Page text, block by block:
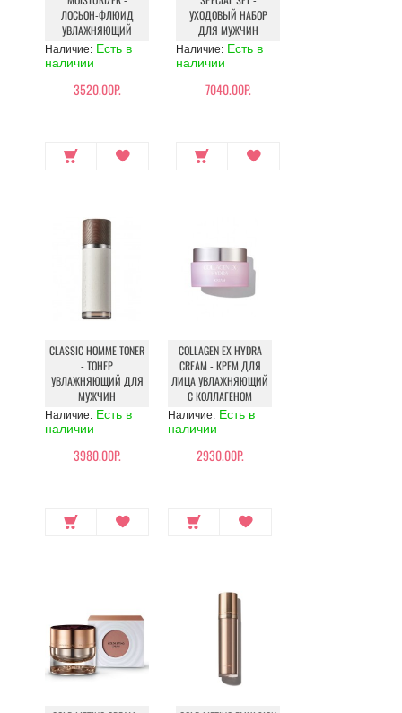
ЛОСЬОН-ФЛЮИД
УВЛАЖНЯЮЩИЙ
Наличие: Есть в
наличии
3520.00Р.
УХОДОВЫЙ НАБОР
ДЛЯ МУЖЧИН
Наличие: Есть в
наличии
7040.00Р.
CLASSIC HOMME TONER
- ТОНЕР
УВЛАЖНЯЮЩИЙ ДЛЯ
МУЖЧИН
Наличие: Есть в
наличии
3980.00Р.
COLLAGEN EX HYDRA
CREAM - КРЕМ ДЛЯ
ЛИЦА УВЛАЖНЯЮЩИЙ
С КОЛЛАГЕНОМ
Наличие: Есть в
наличии
2930.00Р.